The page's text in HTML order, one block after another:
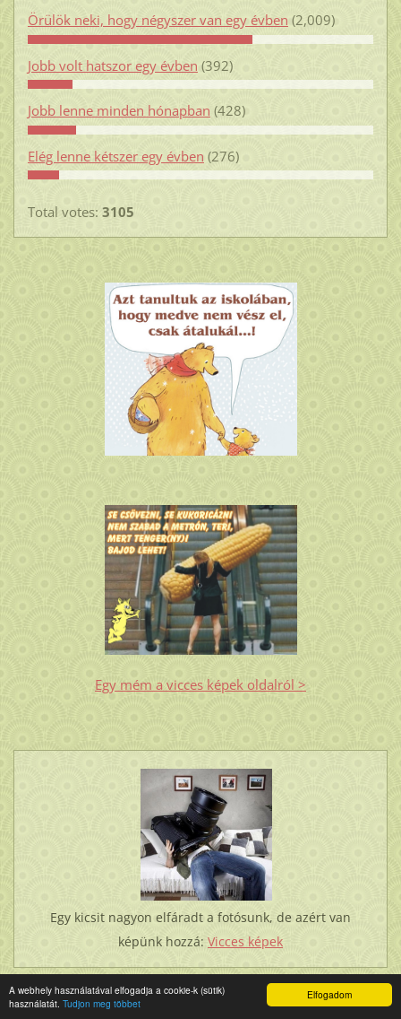
Elfogadom
A webhely használatával elfogadja a cookie-k (sütik)
használatát. Tudjon meg többet
Örülök neki, hogy négyszer van egy évben (2,009)
Jobb volt hatszor egy évben (392)
Jobb lenne minden hónapban (428)
Elég lenne kétszer egy évben (276)
Total votes: 3105
Egy mém a vicces képek oldalról >
Egy kicsit nagyon elfáradt a fotósunk, de azért van
képünk hozzá: Vicces képek